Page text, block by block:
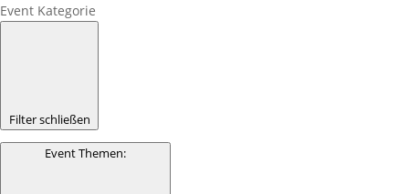
Event Kategorie
Filter schließen
Event Themen: